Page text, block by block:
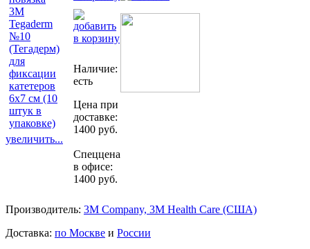
увеличить...
Наличие:
есть
Цена при
доставке:
1400 руб.
Спеццена
в офисе:
1400 руб.
Производитель: 3M Company, 3M Health Care (США)
Доставка: по Москве и России